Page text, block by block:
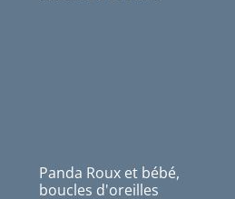
Panda Roux et bébé,
boucles d'oreilles